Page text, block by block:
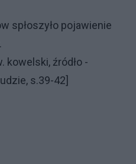
spłoszyło pojawienie
kowelski, źródło -
s.39-42]